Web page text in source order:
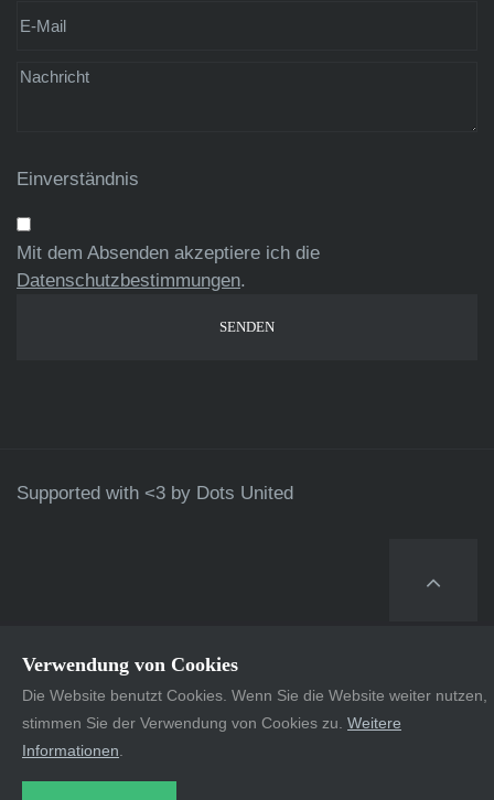
Einverständnis
Mit dem Absenden akzeptiere ich die
Datenschutzbestimmungen.
Supported with <3 by Dots United
Verwendung von Cookies
Die Website benutzt Cookies. Wenn Sie die Website weiter nutzen,
stimmen Sie der Verwendung von Cookies zu. Weitere
Informationen